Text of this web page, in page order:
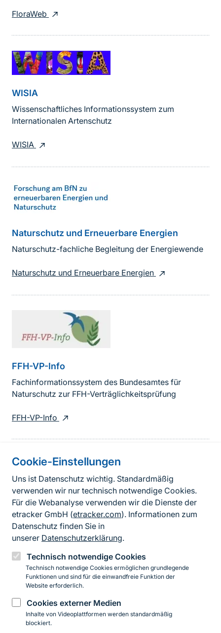
Cookie-Einstellungen
Uns ist Datenschutz wichtig. Standardmäßig
verwenden wir nur technisch notwendige Cookies.
Für die Webanalyse verwenden wir die Dienste der
etracker GmbH (etracker.com). Informationen zum
Datenschutz finden Sie in
unserer Datenschutzerklärung.
Technisch notwendige Cookies
Technisch notwendige Cookies ermöglichen grundlegende
Funktionen und sind für die einwandfreie Funktion der
Website erforderlich.
Cookies externer Medien
Inhalte von Videoplattformen werden standardmäßig
blockiert.
FloraWeb
WISIA
Wissenschaftliches Informationssystem zum
Internationalen Artenschutz
WISIA
Naturschutz und Erneuerbare Energien
Naturschutz-fachliche Begleitung der Energiewende
Naturschutz und Erneuerbare Energien
FFH-VP-Info
Fachinformationssystem des Bundesamtes für
Naturschutz zur FFH-Verträglichkeitsprüfung
FFH-VP-Info
Informationen zur Seite
FußzeileKontakt zum BfN
Kontaktformular
Erklärung zur Barrierefreiheit
Impressum
Datenschutz
InstagramFacebookYouTubeLinkedIn